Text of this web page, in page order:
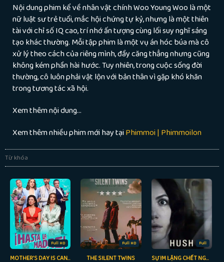
Nội dung phim kể về nhân vật chính Woo Young Woo là một
nữ luật sư trẻ tuổi, mắc hội chứng tự kỷ, nhưng là một thiên
tài với chỉ số IQ cao, trí nhớ ấn tượng cùng lối suy nghĩ sáng
tạo khác thường. Mỗi tập phim là một vụ án hóc búa mà cô
xử lý theo cách của riêng mình, đầy căng thẳng nhưng cũng
không kém phần hài hước. Tuy nhiên, trong cuộc sống đời
thường, cô luôn phải vật lộn với bản thân vì gặp khó khăn
trong tương tác xã hội.
Xem thêm nội dung…
Xem thêm nhiều phim mới hay tạiPhimmoi | Phimmoilon
Từ khóa
Full HD
MOTHER’S DAY IS CANCELLED
Full HD
THE SILENT TWINS
Full
SỰ IM LẶNG CHẾT NGƯỜI